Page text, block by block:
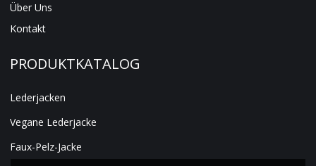
Über Uns
Kontakt
PRODUKTKATALOG
Lederjacken
Vegane Lederjacke
Faux-Pelz-Jacke